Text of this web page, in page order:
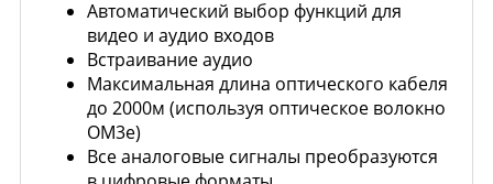
Автоматический выбор функций для
видео и аудио входов
Встраивание аудио
Максимальная длина оптического кабеля
до 2000м (используя оптическое волокно
OM3e)
Все аналоговые сигналы преобразуются